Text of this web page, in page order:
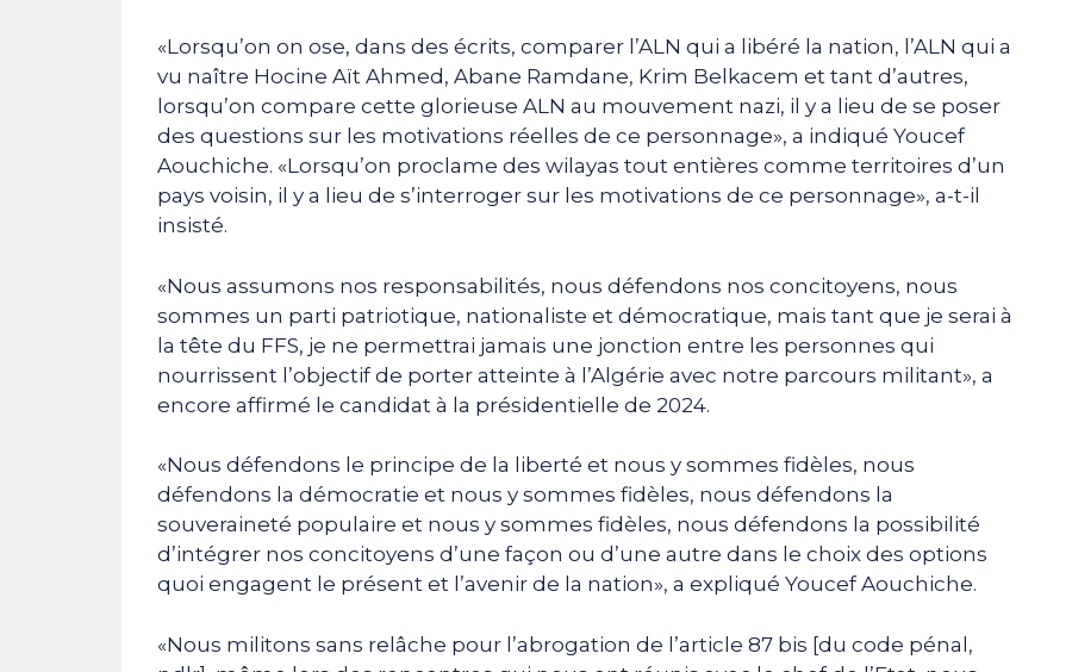
«Lorsqu’on on ose, dans des écrits, comparer l’ALN qui a libéré la nation, l’ALN qui a
vu naître Hocine Aït Ahmed, Abane Ramdane, Krim Belkacem et tant d’autres,
lorsqu’on compare cette glorieuse ALN au mouvement nazi, il y a lieu de se poser
des questions sur les motivations réelles de ce personnage», a indiqué Youcef
Aouchiche. «Lorsqu’on proclame des wilayas tout entières comme territoires d’un
pays voisin, il y a lieu de s’interroger sur les motivations de ce personnage», a-t-il
insisté.
«Nous assumons nos responsabilités, nous défendons nos concitoyens, nous
sommes un parti patriotique, nationaliste et démocratique, mais tant que je serai à
la tête du FFS, je ne permettrai jamais une jonction entre les personnes qui
nourrissent l’objectif de porter atteinte à l’Algérie avec notre parcours militant», a
encore affirmé le candidat à la présidentielle de 2024.
«Nous défendons le principe de la liberté et nous y sommes fidèles, nous
défendons la démocratie et nous y sommes fidèles, nous défendons la
souveraineté populaire et nous y sommes fidèles, nous défendons la possibilité
d’intégrer nos concitoyens d’une façon ou d’une autre dans le choix des options
quoi engagent le présent et l’avenir de la nation», a expliqué Youcef Aouchiche.
«Nous militons sans relâche pour l’abrogation de l’article 87 bis [du code pénal,